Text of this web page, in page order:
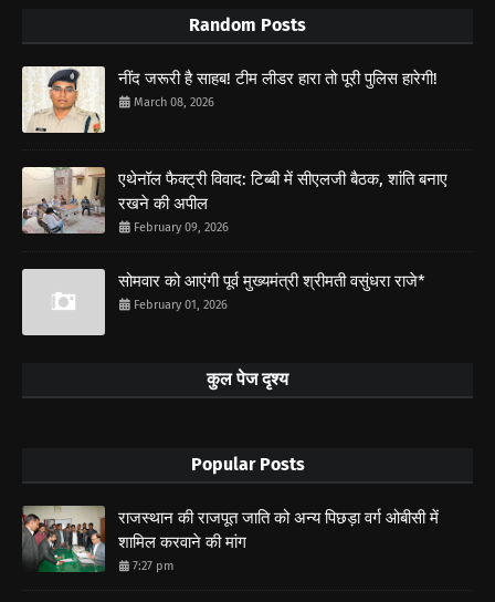
Random Posts
नींद जरूरी है साहब! टीम लीडर हारा तो पूरी पुलिस हारेगी!
March 08, 2026
एथेनॉल फैक्ट्री विवाद: टिब्बी में सीएलजी बैठक, शांति बनाए
रखने की अपील
February 09, 2026
सोमवार को आएंगी पूर्व मुख्यमंत्री श्रीमती वसुंधरा राजे*
February 01, 2026
कुल पेज दृश्य
Popular Posts
राजस्थान की राजपूत जाति को अन्य पिछड़ा वर्ग ओबीसी में
शामिल करवाने की मांग
7:27 pm